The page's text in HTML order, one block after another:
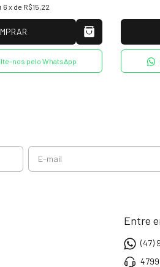
6 x de R$15,22
nos pelo WhatsApp
Entre
(47)